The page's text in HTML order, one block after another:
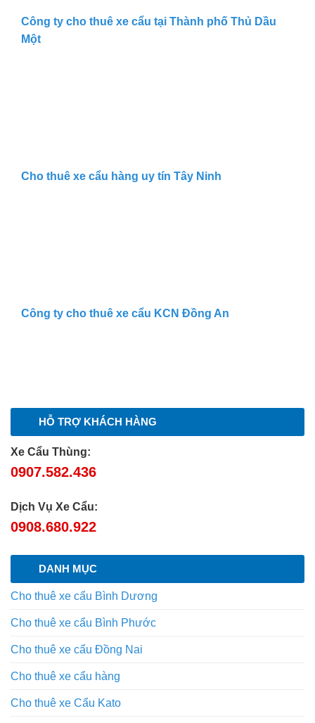
HỖ TRỢ KHÁCH HÀNG
Xe Cẩu Thùng:
0907.582.436
Dịch Vụ Xe Cẩu:
0908.680.922
DANH MỤC
Cho thuê xe cẩu Bình Dương
Cho thuê xe cẩu Bình Phước
Cho thuê xe cẩu Đồng Nai
Cho thuê xe cẩu hàng
Cho thuê xe Cẩu Kato
Công ty cho thuê xe cẩu tại Thành phố Thủ Dầu
Một
Cho thuê xe cẩu hàng uy tín Tây Ninh
Công ty cho thuê xe cẩu KCN Đồng An